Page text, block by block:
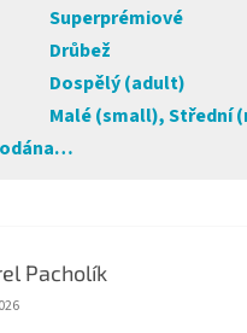
Superprémiové
Drůbež
Dospělý (adult)
Malé (small), Střední
Pacholík
obchodu je 4 z 5 hvězdiček.